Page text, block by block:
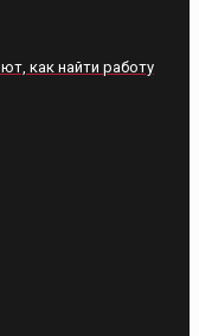
как найти работу